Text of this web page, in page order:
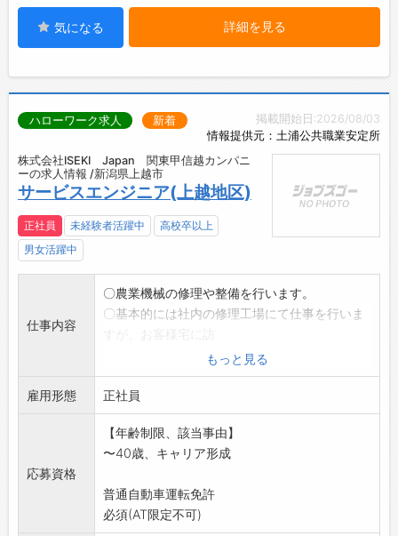
気になる 詳細を見る
掲載開始日:2026/08/03
情報提供元：土浦公共職業安定所
ハローワーク求人 新着
株式会社ISEKI Japan 関東甲信越カンパニ
ーの求人情報 /新潟県上越市
サービスエンジニア(上越地区)
正社員 未経験者活躍中
高校卒以上
男女活躍中
仕事内容
〇農業機械の修理や整備を行います。
〇基本的には社内の修理工場にて仕事を行いま
問しての出張修理を行うこともあります。
※外出する際は社有車(軽トラックや中型トラッ
ク等)を使用しま
す。
〇中型トラックを運転することがありますが、
必要な資格や免許は
*変更範囲:変更なし
もっと見る
雇用形態 正社員
応募資格
【年齢制限、該当事由】
〜40歳、キャリア形成
普通自動車運転免許
必須(AT限定不可)